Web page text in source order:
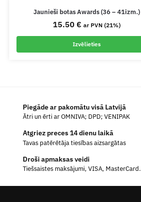
Jaunieši botas Awards (36 – 41izm.)
15.50 € ar PVN (21%)
Izvēlieties
Piegāde ar pakomātu visā Latvijā
Ātri un ērti ar OMNIVA; DPD; VENIPAK
Atgriez preces 14 dienu laikā
Tavas patērētāja tiesības aizsargātas
Droši apmaksas veidi
Tiešsaistes maksājumi, VISA, MasterCard.